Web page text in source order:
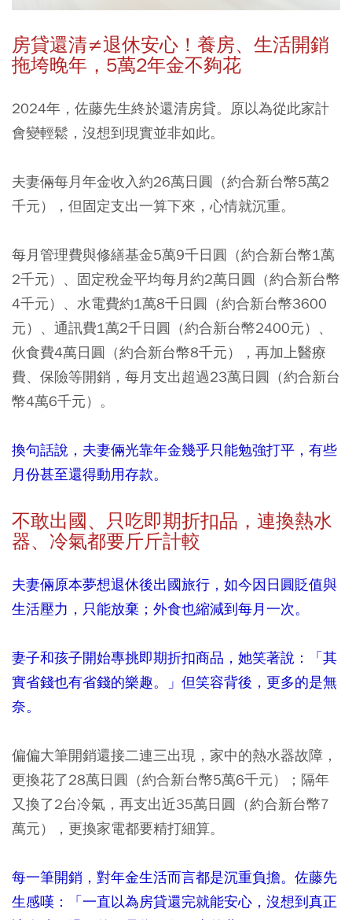
房貸還清≠退休安心！養房、生活開銷
拖垮晚年，5萬2年金不夠花
2024年，佐藤先生終於還清房貸。原以為從此家計
會變輕鬆，沒想到現實並非如此。
夫妻倆每月年金收入約26萬日圓（約合新台幣5萬2
千元），但固定支出一算下來，心情就沉重。
每月管理費與修繕基金5萬9千日圓（約合新台幣1萬
2千元）、固定稅金平均每月約2萬日圓（約合新台幣
4千元）、水電費約1萬8千日圓（約合新台幣3600
元）、通訊費1萬2千日圓（約合新台幣2400元）、
伙食費4萬日圓（約合新台幣8千元），再加上醫療
費、保險等開銷，每月支出超過23萬日圓（約合新台
幣4萬6千元）。
換句話說，夫妻倆光靠年金幾乎只能勉強打平，有些
月份甚至還得動用存款。
不敢出國、只吃即期折扣品，連換熱水
器、冷氣都要斤斤計較
夫妻倆原本夢想退休後出國旅行，如今因日圓貶值與
生活壓力，只能放棄；外食也縮減到每月一次。
妻子和孩子開始專挑即期折扣商品，她笑著說：「其
實省錢也有省錢的樂趣。」但笑容背後，更多的是無
奈。
偏偏大筆開銷還接二連三出現，家中的熱水器故障，
更換花了28萬日圓（約合新台幣5萬6千元）；隔年
又換了2台冷氣，再支出近35萬日圓（約合新台幣7
萬元），更換家電都要精打細算。
每一筆開銷，對年金生活而言都是沉重負擔。佐藤先
生感嘆：「一直以為房貸還完就能安心，沒想到真正